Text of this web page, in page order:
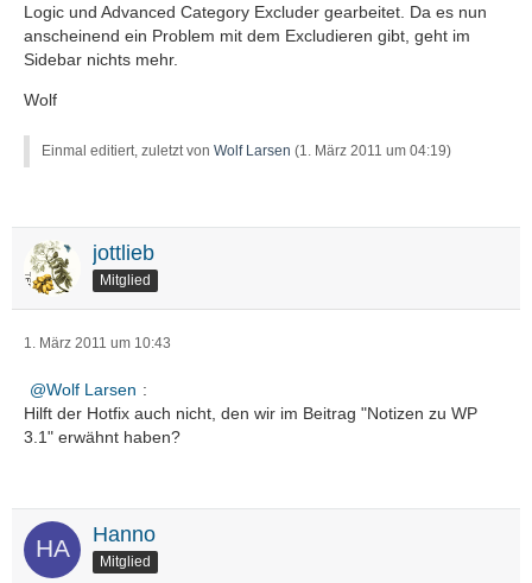
Logic und Advanced Category Excluder gearbeitet. Da es nun
anscheinend ein Problem mit dem Excludieren gibt, geht im
Sidebar nichts mehr.
Wolf
Einmal editiert, zuletzt von Wolf Larsen (1. März 2011 um 04:19)
jottlieb
Mitglied
1. März 2011 um 10:43
Wolf Larsen :
Hilft der Hotfix auch nicht, den wir im Beitrag "Notizen zu WP
3.1" erwähnt haben?
Hanno
Mitglied